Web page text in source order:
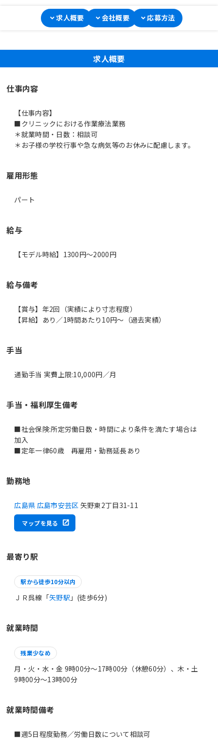
求人概要 会社概要 応募方法
求人概要
仕事内容
【仕事内容】
■クリニックにおける作業療法業務
＊就業時間・日数：相談可
＊お子様の学校行事や急な病気等のお休みに配慮します。
雇用形態
パート
給与
【モデル時給】1300円〜2000円
給与備考
【賞与】年2回（実績により寸志程度）
【昇給】あり／1時間あたり10円～（過去実績）
手当
通勤手当 実費上限:10,000円／月
手当・福利厚生備考
■社会保険:所定労働日数・時間により条件を満たす場合は
加入
■定年一律60歳 再雇用・勤務延長あり
勤務地
広島県 広島市安芸区 矢野東2丁目31-11
マップを見る
最寄り駅
駅から徒歩10分以内
ＪＲ呉線「矢野駅 」(徒歩6分)
就業時間
残業少なめ
月・火・水・金 9時00分〜17時00分（休憩60分）、木・土
9時00分〜13時00分
就業時間備考